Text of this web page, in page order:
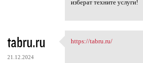
изберат техните услуги!
tabru.ru
21.12.2024
https://tabru.ru/
https://tabru.ru/